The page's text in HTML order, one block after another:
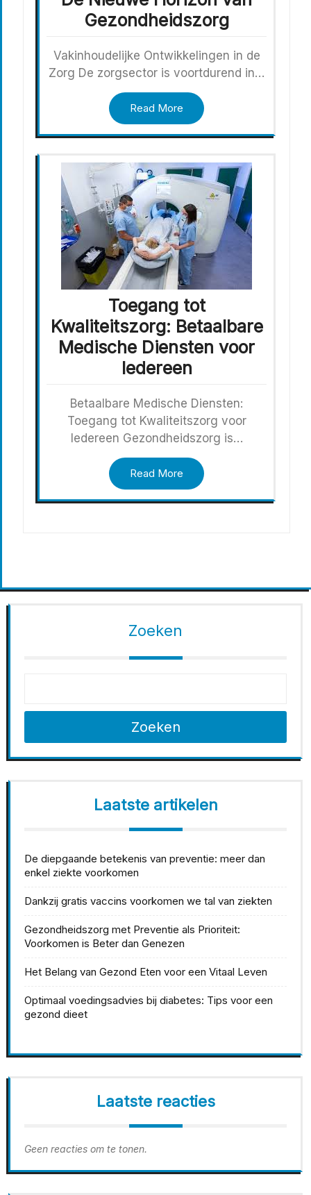
Gezondheidszorg
Vakinhoudelijke Ontwikkelingen in de
Zorg De zorgsector is voortdurend in…
Read More
Toegang tot
Kwaliteitszorg: Betaalbare
Medische Diensten voor
Iedereen
Betaalbare Medische Diensten:
Toegang tot Kwaliteitszorg voor
Iedereen Gezondheidszorg is…
Read More
Zoeken
Zoeken
Laatste artikelen
De diepgaande betekenis van preventie: meer dan
enkel ziekte voorkomen
Dankzij gratis vaccins voorkomen we tal van ziekten
Gezondheidszorg met Preventie als Prioriteit:
Voorkomen is Beter dan Genezen
Het Belang van Gezond Eten voor een Vitaal Leven
Optimaal voedingsadvies bij diabetes: Tips voor een
gezond dieet
Laatste reacties
Geen reacties om te tonen.